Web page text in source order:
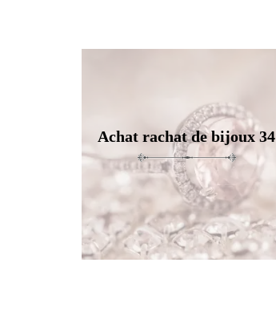
Achat rachat de bijoux 34